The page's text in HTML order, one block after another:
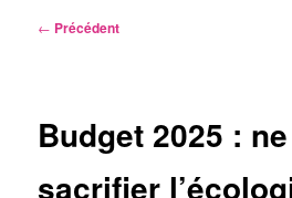
Navigation
← Précédent
Budget 2025 :
sacrifier